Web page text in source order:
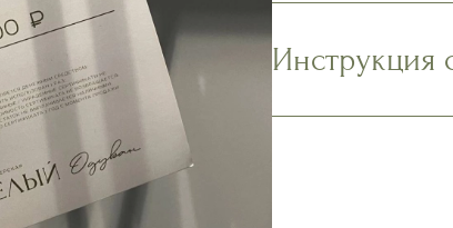
Инструкция
содержимое